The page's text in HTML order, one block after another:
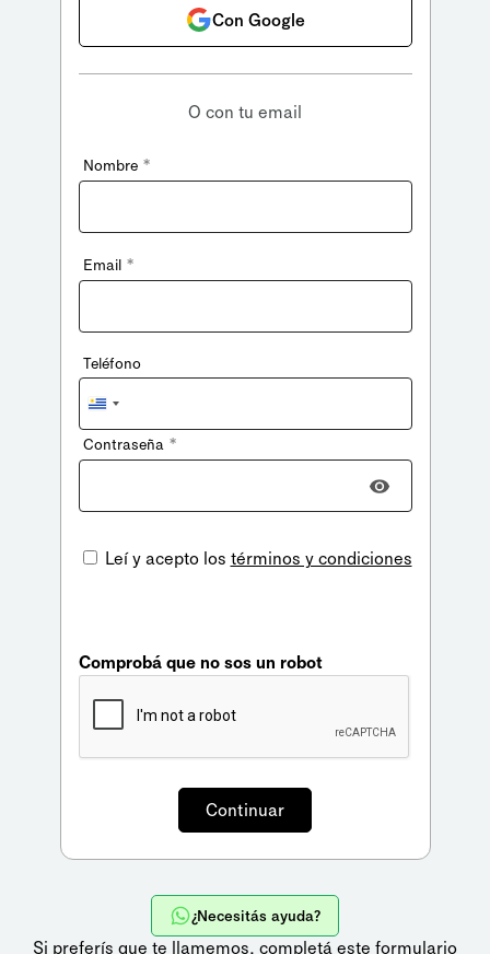
Con Google
O con tu email
Nombre *
Email *
Teléfono
Uruguay
+598
Contraseña *
Leí y acepto los términos y condiciones
Comprobá que no sos un robot
¿Necesitás ayuda?
Si preferís que te llamemos, completá este formulario